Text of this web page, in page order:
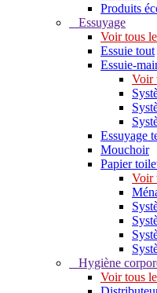
Produits
Essuyage
Voir tous
Essuie tout
Essuie-
Voir
Essuyage
Mouchoir
Papier
Voir
Hygiène
Voir tous